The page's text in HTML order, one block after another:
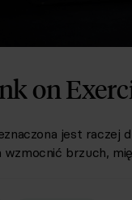
on
jest raczej
wzmocnić brzuch,